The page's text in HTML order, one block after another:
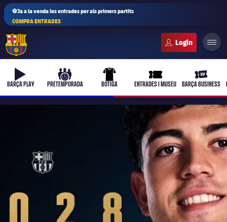
⚽Ja a la venda les entrades per als primers partits
COMPRA ENTRADES
b-play
BARÇA PLAY
culers-ball
PRETEMPORADA
uniform
BOTIGA
ticket-full
ENTRADES I MUSEU
ticket-
BARÇA BUSINESS